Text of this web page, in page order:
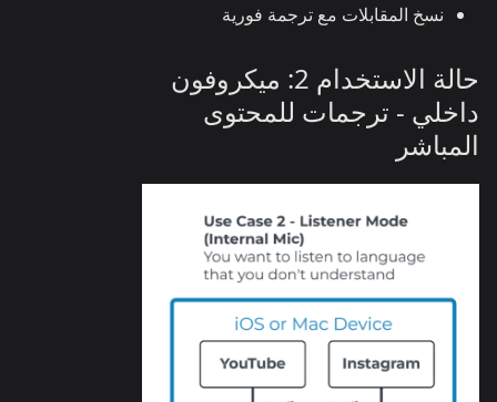
نسخ المقابلات مع ترجمة فورية
حالة الاستخدام 2: ميكروفون
داخلي - ترجمات للمحتوى
المباشر